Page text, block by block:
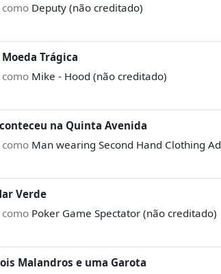
como Deputy (não creditado)
Moeda Trágica
como Mike - Hood (não creditado)
na Quinta Avenida
como Man wearing Second Hand Clothing
Verde
como Poker Game Spectator (não creditado)
Malandros e uma Garota